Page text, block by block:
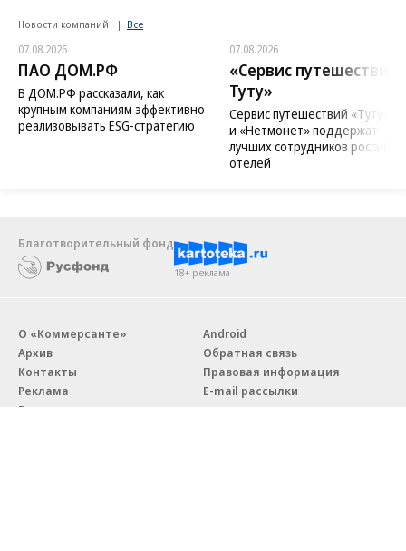
Новости компаний Все
07.08.2026
ПАО ДОМ.РФ
В ДОМ.РФ рассказали, как
крупным компаниям эффективно
реализовывать ESG-стратегию
07.08.2026
«Сервис путешествий
Туту»
Сервис путешествий «Туту»
и «Нетмонет» поддержат
лучших сотрудников
отелей
Благотворительный фонд
18+ реклама
О «Коммерсанте»
Архив
Контакты
Реклама
Вакансии
Android
Обратная связь
Правовая информация
E-mail рассылки